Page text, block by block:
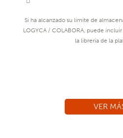
Si ha alcanzado su límite de
LOGYCA / COLABORA, puede
la librería de la
VER